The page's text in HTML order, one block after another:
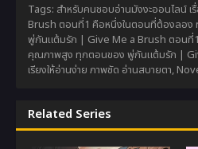
Tags: สำหรับคนชอบอ่านมังงะออนไลน์
Brush ตอนที่1 คือหนึ่งในตอนที่ต้องลอง
พู่กันแต้มรัก | Give Me a Brush ตอนที่
คุณภาพสูง ทุกตอนของ พู่กันแต้มรัก |
เรียงให้อ่านง่าย ภาพชัด อ่านสบายตา,
Related Series